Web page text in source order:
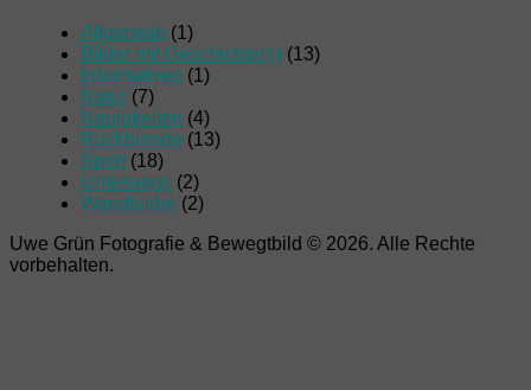
Allgemein (1)
Bilder mit Geschichte(n) (13)
Informatives (1)
Natur (7)
Neuigkeiten (4)
Rückblende (13)
Sport (18)
Unterwegs (2)
Wandbilder (2)
Uwe Grün Fotografie & Bewegtbild © 2026. Alle Rechte
vorbehalten.